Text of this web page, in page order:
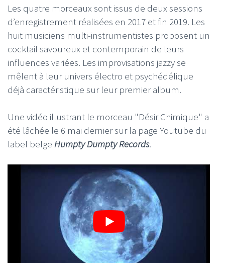
Les quatre morceaux sont issus de deux sessions
d’enregistrement réalisées en 2017 et fin 2019. Les
huit musiciens multi-instrumentistes proposent un
cocktail savoureux et contemporain de leurs
influences variées. Les improvisations jazzy se
mêlent à leur univers électro et psychédélique
déjà caractéristique sur leur premier album.
Une vidéo illustrant le morceau "Désir Chimique" a
été lâchée le 6 mai dernier sur la page Youtube du
label belge Humpty Dumpty Records.